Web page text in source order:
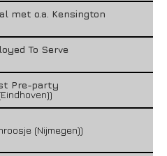
met o.a. Kensington
To Serve
Pre-party
(Nijmegen))